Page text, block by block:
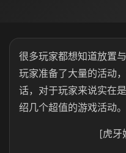
很多玩家都想知道放置
玩家准备了大量的活动
话，对于玩家来说实在
绍几个超值的游戏活动。
[虎牙